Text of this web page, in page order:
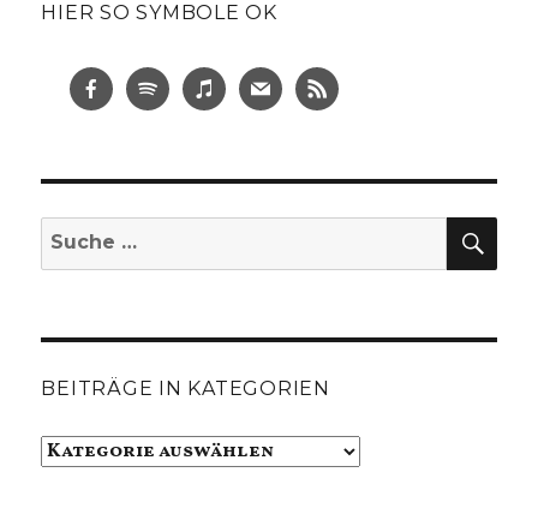
HIER SO SYMBOLE OK
Suche
nach:
BEITRÄGE IN KATEGORIEN
Beiträge